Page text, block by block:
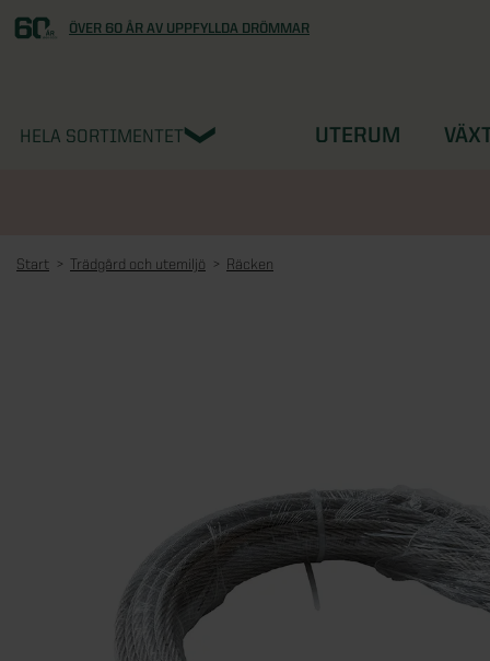
ÖVER 60 ÅR AV UPPFYLLDA DRÖMMAR
HELA SORTIMENTET UTERUM
Start Trädgård och utemiljö Räcken